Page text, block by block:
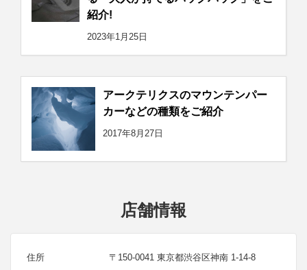
紹介!
2023年1月25日
アークテリクスのマウンテンパー
カーなどの種類をご紹介
2017年8月27日
店舗情報
住所 〒150-0041 東京都渋谷区神南 1-14-8